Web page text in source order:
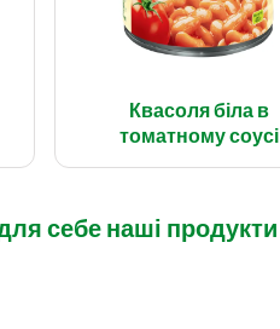
Квасоля біла в
томатному соусі
себе наші продукти